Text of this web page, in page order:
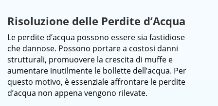
Risoluzione delle Perdite d’Acqua
Le perdite d’acqua possono essere sia fastidiose
che dannose. Possono portare a costosi danni
strutturali, promuovere la crescita di muffe e
aumentare inutilmente le bollette dell’acqua. Per
questo motivo, è essenziale affrontare le perdite
d’acqua non appena vengono rilevate.